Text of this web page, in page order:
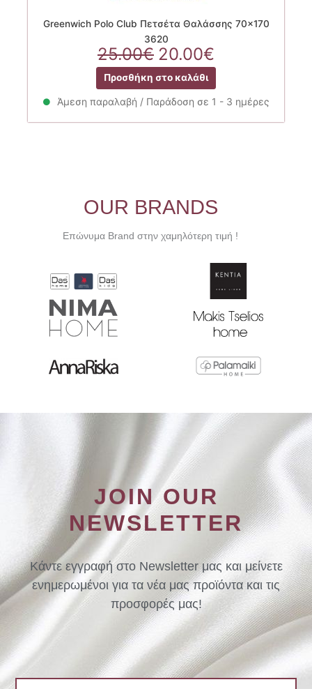
Greenwich Polo Club Πετσέτα Θαλάσσης 70×170
3620
25.00€ Original
price
was:
25.00€.
20.00€
τρέχουσα
τιμή
είναι:
Προσθήκη στο καλάθι
Άμεση παραλαβή / Παράδοση σε 1 - 3 ημέρες
OUR BRANDS
Επώνυμα Brand στην χαμηλότερη τιμή !
JOIN OUR
NEWSLETTER
Κάντε εγγραφή στο Newsletter μας και μείνετε
ενημερωμένοι για τα νέα μας προϊόντα και τις
προσφορές μας!